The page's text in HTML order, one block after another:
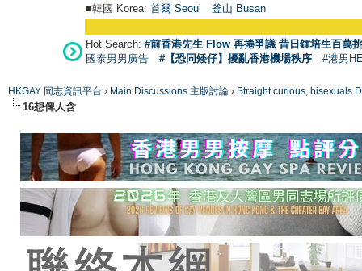
■韓國 Korea: 首爾 Seoul 釜山 Busan
Hot Search: #前香港先生 Flow 再捲爭議 昔日鍾培生百萬
國泰男男廣告
#【恐同矮仔】擾亂香港機場秩序 #港男
HKGAY 同志資訊平台 › Main Discussions 主版討論 › Straight curious, bisexuals
16想俾人含